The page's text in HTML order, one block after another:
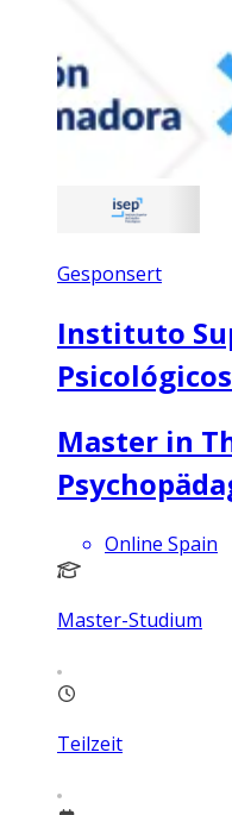
Gesponsert
Instituto
Psicológicos
Master in
Online Spain
Master-Studium
Teilzeit